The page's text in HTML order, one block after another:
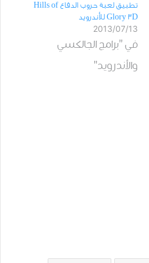
تطبيق لعبة حروب الدفاع Hills of
Glory 3D للأندرويد
2013/07/13
في "برامج الجالكسي
والأندرويد"